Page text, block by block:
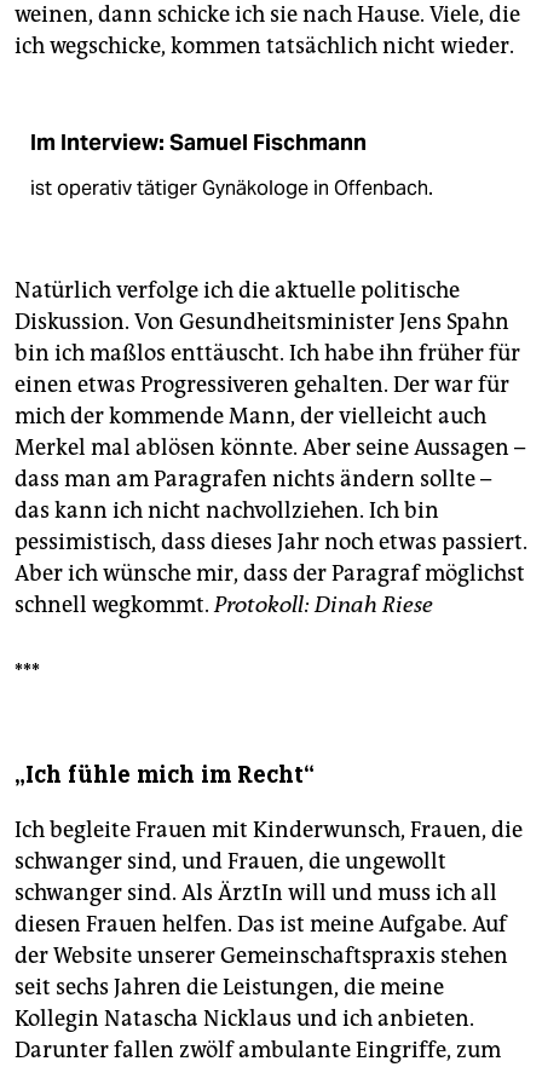
weinen, dann schicke ich sie nach Hause. Viele, die
ich wegschicke, kommen tatsächlich nicht wieder.
Im Interview: Samuel Fischmann
ist operativ tätiger Gynäkologe in Offenbach.
Natürlich verfolge ich die aktuelle politische
Diskussion. Von Gesundheitsminister Jens Spahn
bin ich maßlos enttäuscht. Ich habe ihn früher für
einen etwas Progressiveren gehalten. Der war für
mich der kommende Mann, der vielleicht auch
Merkel mal ablösen könnte. Aber seine Aussagen –
dass man am Paragrafen nichts ändern sollte –
das kann ich nicht nachvollziehen. Ich bin
pessimistisch, dass dieses Jahr noch etwas passiert.
Aber ich wünsche mir, dass der Paragraf möglichst
schnell wegkommt.Protokoll: Dinah Riese
***
„Ich fühle mich im Recht“
Ich begleite Frauen mit Kinderwunsch, Frauen, die
schwanger sind, und Frauen, die ungewollt
schwanger sind. Als ÄrztIn will und muss ich all
diesen Frauen helfen. Das ist meine Aufgabe. Auf
der Website unserer Gemein­schafts­praxis stehen
seit sechs Jahren die Leistungen, die meine
Kollegin Natascha Nicklaus und ich anbieten.
Darunter fallen zwölf ambulante Eingriffe, zum